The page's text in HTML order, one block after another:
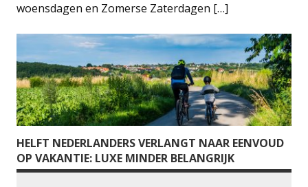
woensdagen en Zomerse Zaterdagen […]
HELFT NEDERLANDERS VERLANGT NAAR EENVOUD
OP VAKANTIE: LUXE MINDER BELANGRIJK